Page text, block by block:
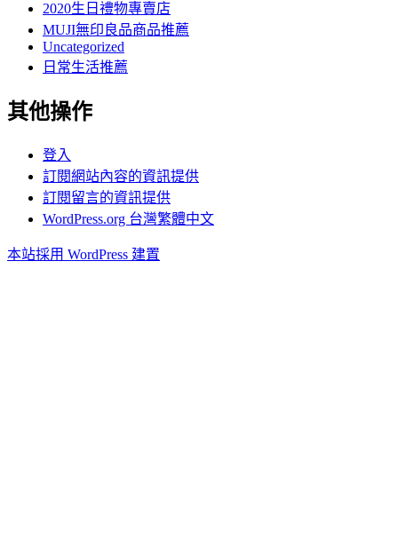
2020生日禮物專賣店
MUJI無印良品商品推薦
Uncategorized
日常生活推薦
其他操作
登入
訂閱網站內容的資訊提供
訂閱留言的資訊提供
WordPress.org 台灣繁體中文
本站採用 WordPress 建置